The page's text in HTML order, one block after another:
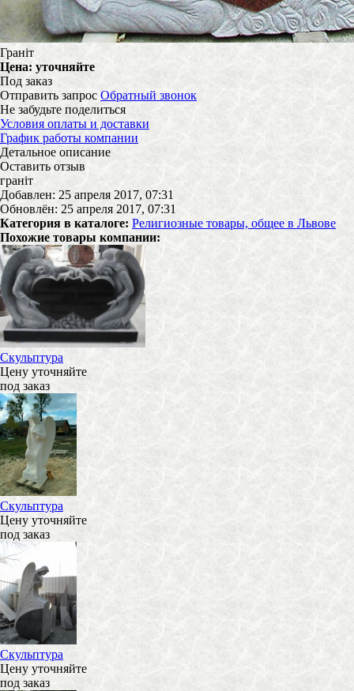
Граніт
Цена: уточняйте
Под заказ
Отправить запрос Обратный звонок
Не забудьте поделиться
Условия оплаты и доставки
График работы компании
Детальное описание
Оставить отзыв
граніт
Добавлен: 25 апреля 2017, 07:31
Обновлён: 25 апреля 2017, 07:31
Категория в каталоге: Религиозные товары, общее в Львове
Похожие товары компании:
Скульптура
Цену уточняйте
под заказ
Скульптура
Цену уточняйте
под заказ
Скульптура
Цену уточняйте
под заказ